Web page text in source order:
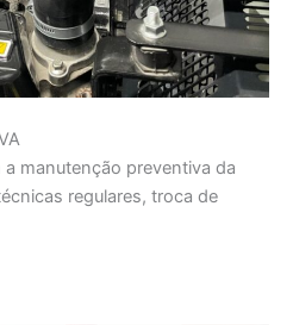
manutenção preventiva da
regulares, troca de